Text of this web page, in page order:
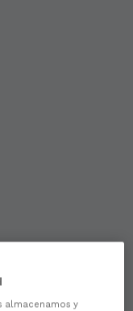
almacenamos y